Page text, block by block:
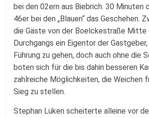
Fussballabteilung
bei den 02ern aus Biebrich. 30 Minuten
46er bei den „Blauen“ das Geschehen.
die Gäste von der Boelckestraße Mitte
Durchgangs ein Eigentor der
Führung zu gehen, doch auch ohne die
boten sich für die bis dahin besseren
zahlreiche Möglichkeiten, die Weichen
Sieg zu stellen.
Stephan Lüken scheiterte alleine vor